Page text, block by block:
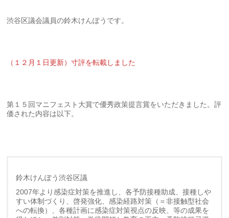
渋谷区議会議員の鈴木けんぽうです。
（１２月１日更新）寸評を転載しました
第１５回マニフェスト大賞で優秀政策提言賞をいただきました。評
価された内容は以下。
鈴木けんぽう渋谷区議
2007年より感染症対策を推進し、各予防接種助成、接種しや
すい体制づくり、啓発強化、感染経路対策（＝非接触型社会
への転換）、各種計画に感染症対策視点の反映、等の成果を